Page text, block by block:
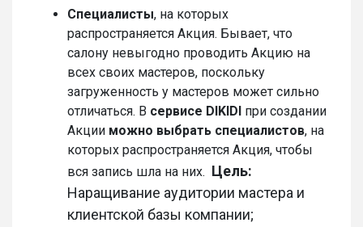
Специалисты, на которых
распространяется Акция. Бывает, что
салону невыгодно проводить Акцию на
всех своих мастеров, поскольку
загруженность у мастеров может сильно
отличаться. В сервисе DIKIDI при создании
Акции можно выбрать специалистов, на
которых распространяется Акция, чтобы
вся запись шла на них. Цель:
Наращивание аудитории мастера и
клиентской базы компании;